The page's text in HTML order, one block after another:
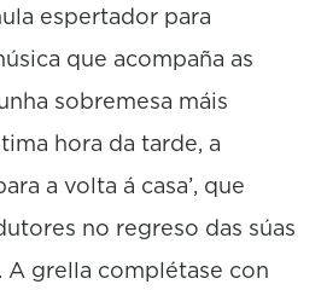
espertador para
que acompaña as
sobremesa máis
hora da tarde, a
a volta á casa’, que
no regreso das súas
A grella complétase con